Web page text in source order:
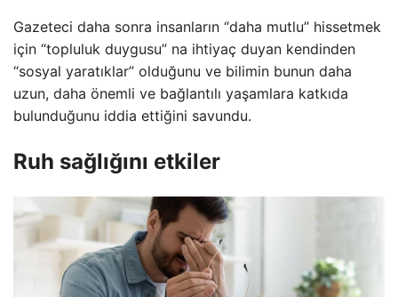
Gazeteci daha sonra insanların “daha mutlu” hissetmek
için “topluluk duygusu” na ihtiyaç duyan kendinden
“sosyal yaratıklar” olduğunu ve bilimin bunun daha
uzun, daha önemli ve bağlantılı yaşamlara katkıda
bulunduğunu iddia ettiğini savundu.
Ruh sağlığını etkiler